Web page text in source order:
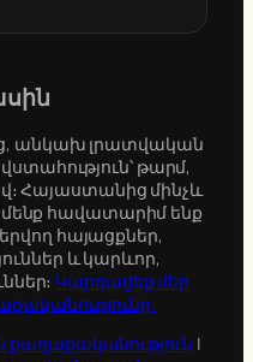
անկախ լրատվական
թարմ,
Հայաստանից մինչև
հավատարիմ ենք
հայացքներ,
և կարևոր,
Կարդացեք մեր
|